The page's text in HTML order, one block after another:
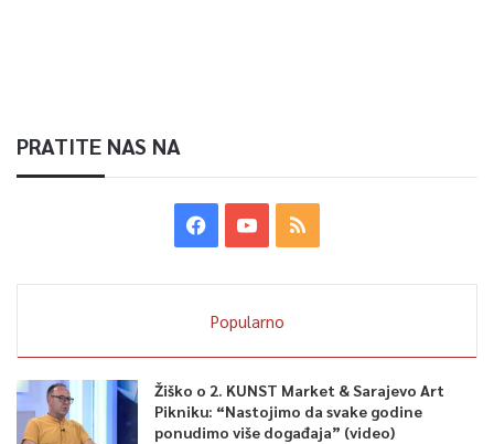
PRATITE NAS NA
Popularno
Žiško o 2. KUNST Market & Sarajevo Art
Pikniku: “Nastojimo da svake godine
ponudimo više događaja” (video)